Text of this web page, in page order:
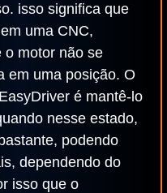
isso significa que
uma CNC,
o motor não se
em uma posição. O
é mantê-lo
nesse estado,
podendo
dependendo do
isso que o